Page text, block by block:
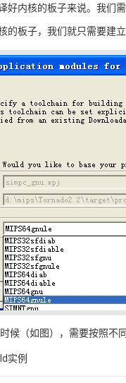
好内核的板子来说。我们
的板子，我们就只需要建
候（如图），需要按照不
实例